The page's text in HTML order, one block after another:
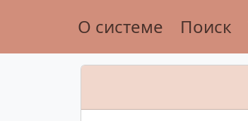
О системе Поиск